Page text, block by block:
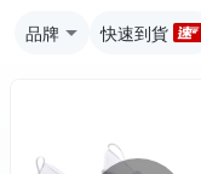
品牌 快速到貨